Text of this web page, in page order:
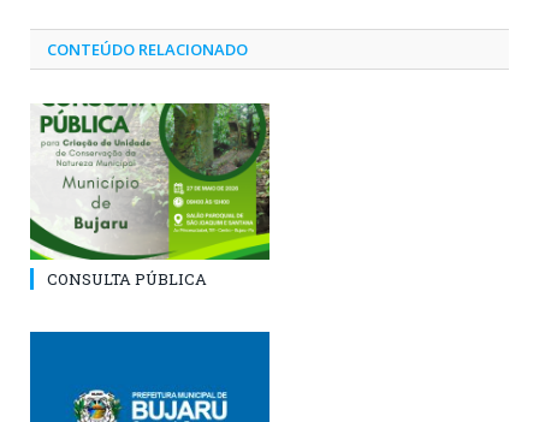
CONTEÚDO RELACIONADO
CONSULTA PÚBLICA